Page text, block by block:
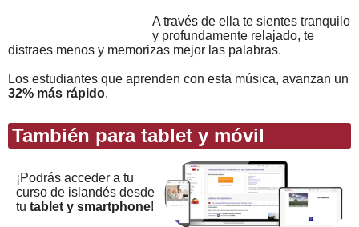
A través de ella te sientes tranquilo
y profundamente relajado, te
distraes menos y memorizas mejor las palabras.
Los estudiantes que aprenden con esta música, avanzan un
32% más rápido.
También para tablet y móvil
¡Podrás acceder a tu
curso de islandés desde
tu tablet y smartphone!